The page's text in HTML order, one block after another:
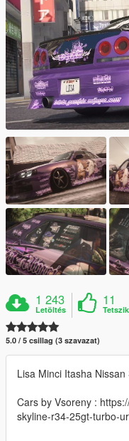
1 243
Letöltés
11
Tetszik
5.0 / 5 csillag (3 szavazat)
Lisa Minci Itasha
Cars by Vsoreny :
skyline-r34-25gt-turbo-